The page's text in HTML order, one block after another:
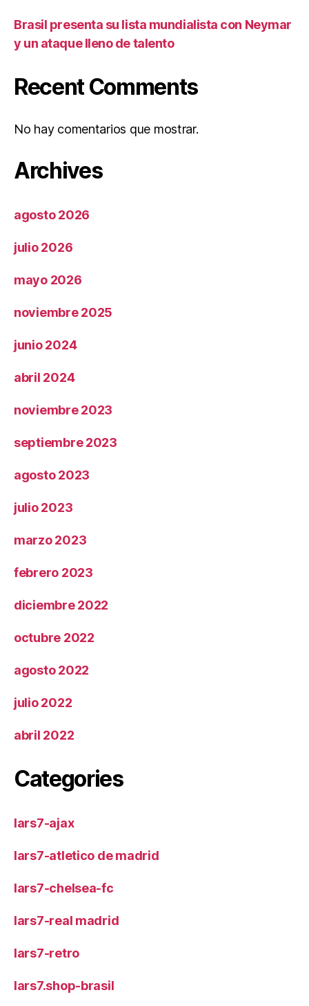
Brasil presenta su lista mundialista con Neymar
y un ataque lleno de talento
Recent Comments
No hay comentarios que mostrar.
Archives
agosto 2026
julio 2026
mayo 2026
noviembre 2025
junio 2024
abril 2024
noviembre 2023
septiembre 2023
agosto 2023
julio 2023
marzo 2023
febrero 2023
diciembre 2022
octubre 2022
agosto 2022
julio 2022
abril 2022
Categories
lars7-ajax
lars7-atletico de madrid
lars7-chelsea-fc
lars7-real madrid
lars7-retro
lars7.shop-brasil